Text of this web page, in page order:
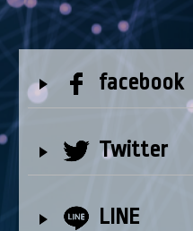
facebook
Twitter
LINE